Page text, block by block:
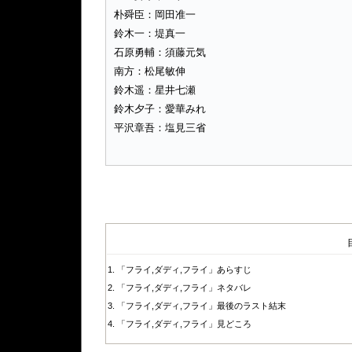
朴舜臣：岡田准一
鈴木一：堤真一
石原勇輔：須藤元気
南方：松尾敏伸
鈴木遥：星井七瀬
鈴木夕子：愛華みれ
平沢章吾：塩見三省
「フライ,ダディ,フライ」あらすじ
「フライ,ダディ,フライ」ネタバレ
「フライ,ダディ,フライ」最後のラスト結末
「フライ,ダディ,フライ」見どころ